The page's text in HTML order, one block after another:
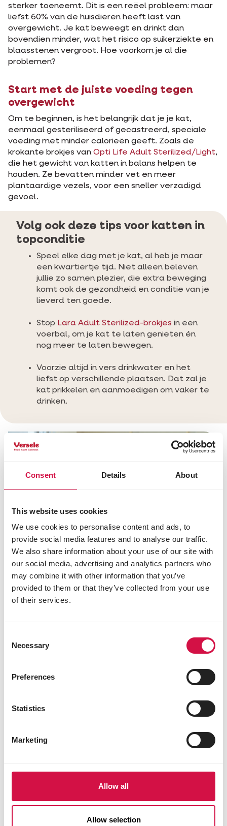
Consent Details About
This website uses cookies
We use cookies to personalise content and ads, to
provide social media features and to analyse our traffic.
We also share information about your use of our site with
our social media, advertising and analytics partners who
may combine it with other information that you’ve
provided to them or that they’ve collected from your use
of their services.
Selection
Necessary
Preferences
Statistics
Marketing
Allow all
Allow selection
sterker toeneemt. Dit is een reëel probleem: maar
liefst 60% van de huisdieren heeft last van
overgewicht. Je kat beweegt en drinkt dan
bovendien minder, wat het risico op suikerziekte en
blaasstenen vergroot. Hoe voorkom je al die
problemen?
Start met de juiste voeding tegen
overgewicht
Om te beginnen, is het belangrijk dat je je kat,
eenmaal gesteriliseerd of gecastreerd, speciale
voeding met minder calorieën geeft. Zoals de
krokante brokjes van Opti Life Adult Sterilized/Light,
die het gewicht van katten in balans helpen te
houden. Ze bevatten minder vet en meer
plantaardige vezels, voor een sneller verzadigd
gevoel.
Volg ook deze tips voor katten in
topconditie
Speel elke dag met je kat, al heb je maar
een kwartiertje tijd. Niet alleen beleven
jullie zo samen plezier, die extra beweging
komt ook de gezondheid en conditie van je
lieverd ten goede.
Stop Lara Adult Sterilized-brokjes in een
voerbal, om je kat te laten genieten én
nog meer te laten bewegen.
Voorzie altijd in vers drinkwater en het
liefst op verschillende plaatsen. Dat zal je
kat prikkelen en aanmoedigen om vaker te
drinken.
Voor jou geselecteerd